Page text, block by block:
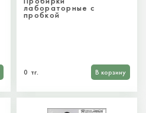
лабораторные с
пробкой
0 тг. В корзину